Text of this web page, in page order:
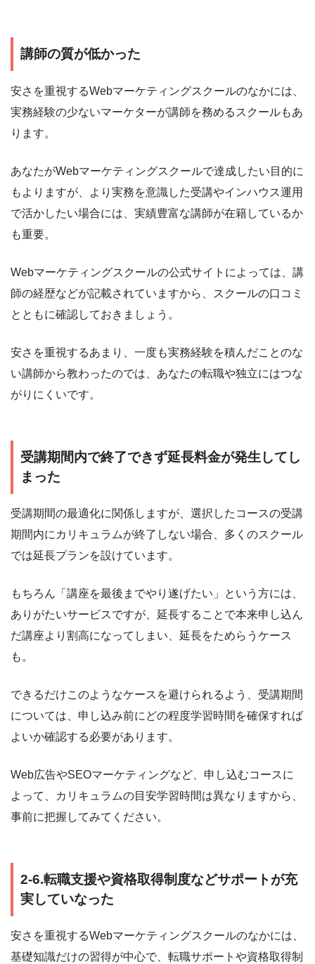
講師の質が低かった
安さを重視するWebマーケティングスクールのなかには、
実務経験の少ないマーケターが講師を務めるスクールもあ
ります。
あなたがWebマーケティングスクールで達成したい目的に
もよりますが、より実務を意識した受講やインハウス運用
で活かしたい場合には、実績豊富な講師が在籍しているか
も重要。
Webマーケティングスクールの公式サイトによっては、講
師の経歴などが記載されていますから、スクールの口コミ
とともに確認しておきましょう。
安さを重視するあまり、一度も実務経験を積んだことのな
い講師から教わったのでは、あなたの転職や独立にはつな
がりにくいです。
受講期間内で終了できず延長料金が発生してし
まった
受講期間の最適化に関係しますが、選択したコースの受講
期間内にカリキュラムが終了しない場合、多くのスクール
では延長プランを設けています。
もちろん「講座を最後までやり遂げたい」という方には、
ありがたいサービスですが、延長することで本来申し込ん
だ講座より割高になってしまい、延長をためらうケース
も。
できるだけこのようなケースを避けられるよう、受講期間
については、申し込み前にどの程度学習時間を確保すれば
よいか確認する必要があります。
Web広告やSEOマーケティングなど、申し込むコースに
よって、カリキュラムの目安学習時間は異なりますから、
事前に把握してみてください。
2-6.転職支援や資格取得制度などサポートが充
実していなった
安さを重視するWebマーケティングスクールのなかには、
基礎知識だけの習得が中心で、転職サポートや資格取得制